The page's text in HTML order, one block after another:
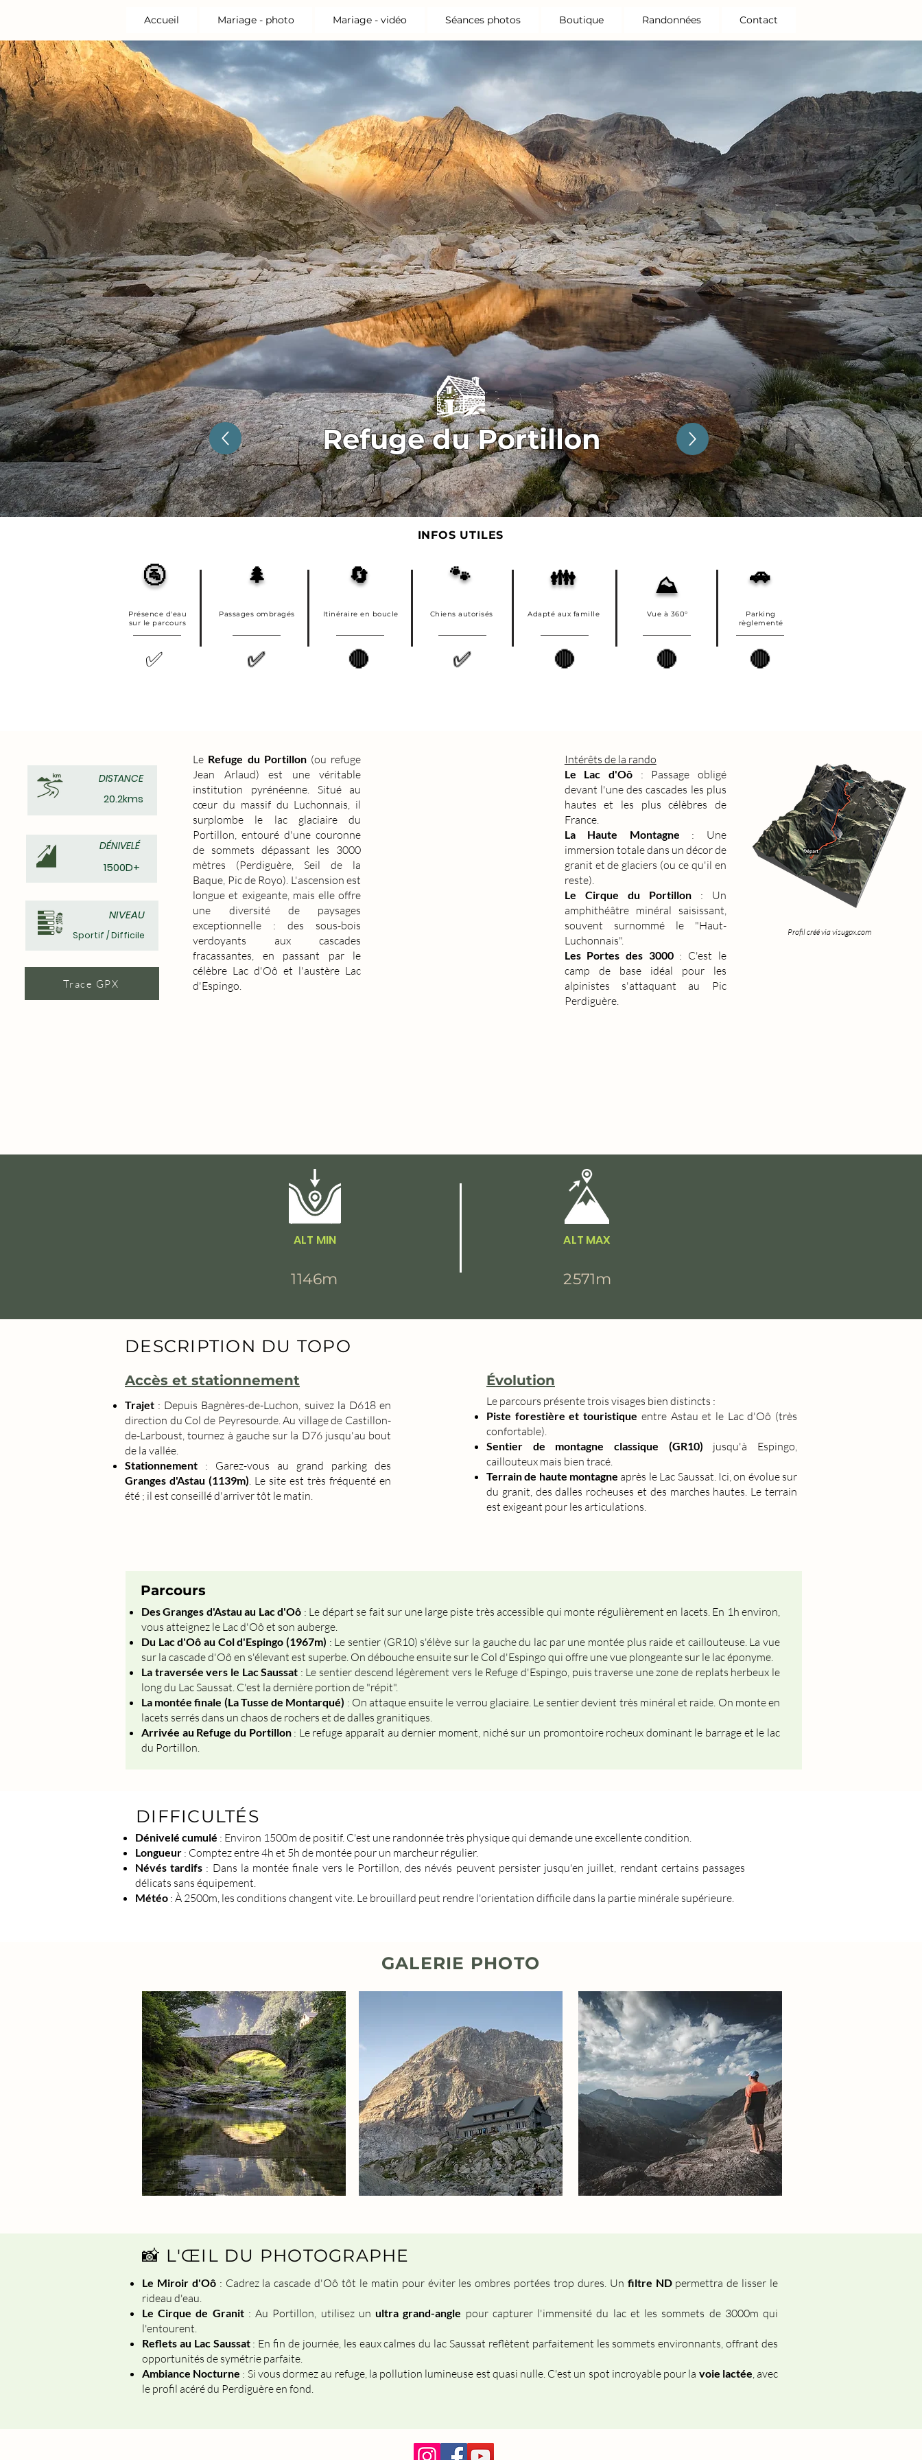
Accueil Mariage - photo Mariage - vidéo Séances photos Boutique Randonnées Contact
Refuge du Portillon
INFOS UTILES
🚰
Présence d'eau
sur le parcours
✅
🌲
Passages ombragés
✅
🔄 🐾
Itinéraire en boucle Chiens autorisés
👪
Adapté aux famille
🔴 ✅ 🔴
⛰️
Vue à 360°
🔴
🚗
Parking
règlementé
🔴
DISTANCE
20.2kms
DÉNIVELÉ
1500D+
NIVEAU
Sportif / Difficile
Trace GPX
Le Refuge du Portillon(ou refuge
Jean Arlaud) est une véritable
institution pyrénéenne. Situé au
cœur du massif du Luchonnais, il
surplombe le lac glaciaire du
Portillon, entouré d'une couronne
de sommets dépassant les 3000
mètres (Perdiguère, Seil de la
Baque, Pic de Royo). L'ascension est
longue et exigeante, mais elle offre
une diversité de paysages
exceptionnelle : des sous-bois
verdoyants aux cascades
fracassantes, en passant par le
célèbre Lac d'Oô et l'austère Lac
d'Espingo.
Intérêts de la rando
Le Lac d'Oô: Passage obligé
devant l'une des cascades les plus
hautes et les plus célèbres de
France.
La Haute Montagne : Une
immersion totale dans un décor de
granit et de glaciers (ou ce qu'il en
reste).
Le Cirque du Portillon: Un
amphithéâtre minéral saisissant,
souvent surnommé le "Haut-
Luchonnais".
Les Portes des 3000: C'est le
camp de base idéal pour les
alpinistes s'attaquant au Pic
Perdiguère.
Profil créé via visugpx.com
ALT MIN
1146m
ALT MAX
2571m
DESCRIPTION DU TOPO
Accès et stationnement
Trajet : Depuis Bagnères-de-Luchon, suivez la D618 en
direction du Col de Peyresourde. Au village de Castillon-
de-Larboust, tournez à gauche sur la D76 jusqu'au bout
de la vallée.
Stationnement : Garez-vous au grand parking des
Granges d'Astau (1139m). Le site est très fréquenté en
été ; il est conseillé d'arriver tôt le matin.
Évolution
Le parcours présente trois visages bien distincts :
Piste forestière et touristique entre Astau et le Lac d'Oô (très
confortable).
Sentier de montagne classique (GR10) jusqu'à Espingo,
caillouteux mais bien tracé.
Terrain de haute montagne après le Lac Saussat. Ici, on évolue sur
du granit, des dalles rocheuses et des marches hautes. Le terrain
est exigeant pour les articulations.
Parcours
Des Granges d'Astau au Lac d'Oô : Le départ se fait sur une large piste très accessible qui monte régulièrement en lacets. En 1h environ,
vous atteignez le Lac d'Oô et son auberge.
Du Lac d'Oô au Col d'Espingo (1967m) : Le sentier (GR10) s'élève sur la gauche du lac par une montée plus raide et caillouteuse. La vue
sur la cascade d'Oô en s'élevant est superbe. On débouche ensuite sur le Col d'Espingo qui offre une vue plongeante sur le lac éponyme.
La traversée vers le Lac Saussat : Le sentier descend légèrement vers le Refuge d'Espingo, puis traverse une zone de replats herbeux le
long du Lac Saussat. C'est la dernière portion de "répit".
La montée finale (La Tusse de Montarqué) : On attaque ensuite le verrou glaciaire. Le sentier devient très minéral et raide. On monte en
lacets serrés dans un chaos de rochers et de dalles granitiques.
Arrivée au Refuge du Portillon: Le refuge apparaît au dernier moment, niché sur un promontoire rocheux dominant le barrage et le lac
du Portillon.
DIFFICULTÉS
Dénivelé cumulé : Environ 1500m de positif. C'est une randonnée très physique qui demande une excellente condition.
Longueur : Comptez entre 4h et 5h de montée pour un marcheur régulier.
Névés tardifs : Dans la montée finale vers le Portillon, des névés peuvent persister jusqu'en juillet, rendant certains passages
délicats sans équipement.
Météo : À 2500m, les conditions changent vite. Le brouillard peut rendre l'orientation difficile dans la partie minérale supérieure.
GALERIE PHOTO
📸 L'ŒIL DU PHOTOGRAPHE
Le Miroir d'Oô: Cadrez la cascade d'Oô tôt le matin pour éviter les ombres portées trop dures. Un filtre NDpermettra de lisser le
rideau d'eau.
Le Cirque de Granit: Au Portillon, utilisez unultra grand-angle pour capturer l'immensité du lac et les sommets de 3000m qui
l'entourent.
Reflets au Lac Saussat: En fin de journée, les eaux calmes du lac Saussat reflètent parfaitement les sommets environnants, offrant des
opportunités de symétrie parfaite.
Ambiance Nocturne : Si vous dormez au refuge, la pollution lumineuse est quasi nulle. C'est un spot incroyable pour la voie lactée, avec
le profil acéré du Perdiguère en fond.